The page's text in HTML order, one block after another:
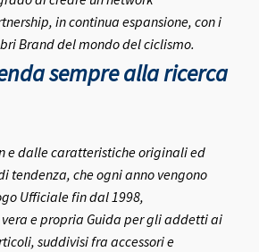
in continua espansione, con i
Brand del mondo del ciclismo.
sempre alla ricerca
e dalle caratteristiche originali ed
tendenza, che ogni anno vengono
Ufficiale fin dal 1998,
e propria Guida per gli addetti ai
suddivisi fra accessori e